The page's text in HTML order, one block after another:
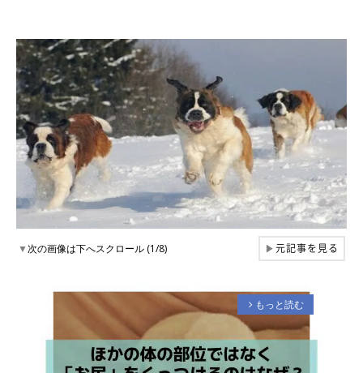
▼次の画像は下へスクロール (1/8) ▶元記事を見る
arrow_forward_ios もっと読む